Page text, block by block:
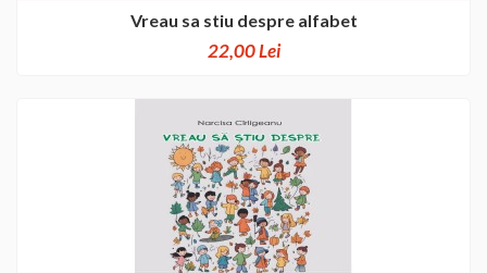
Vreau sa stiu despre alfabet
22,00 Lei